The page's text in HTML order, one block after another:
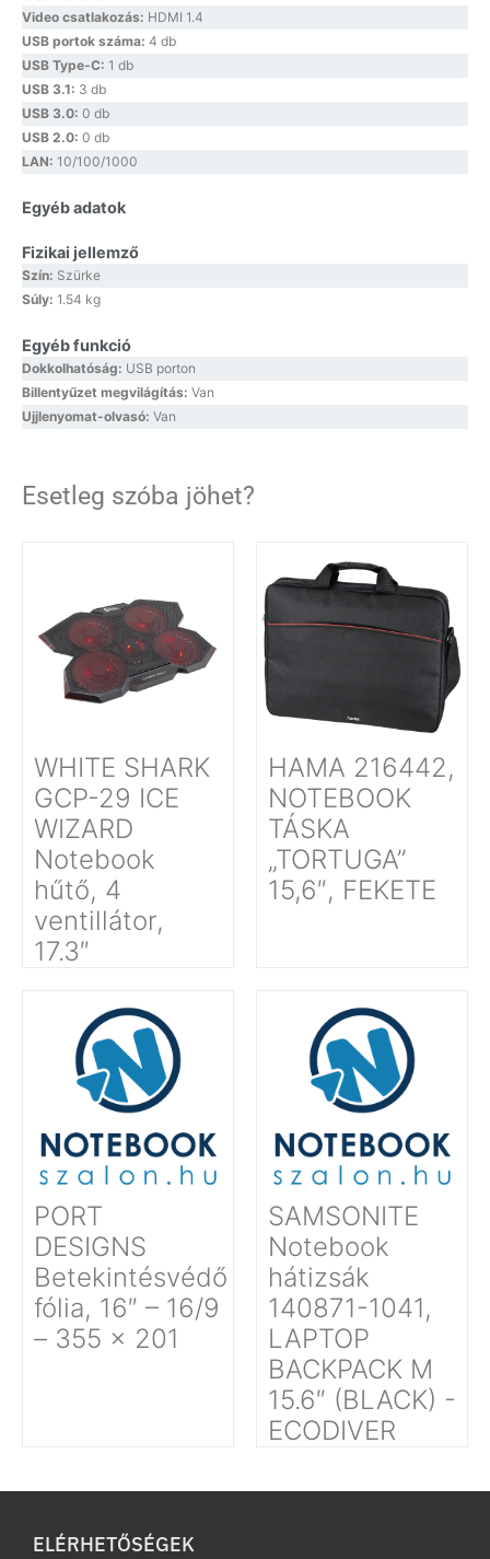
Video csatlakozás: HDMI 1.4
USB portok száma: 4 db
USB Type-C: 1 db
USB 3.1: 3 db
USB 3.0: 0 db
USB 2.0: 0 db
LAN: 10/100/1000
Egyéb adatok
Fizikai jellemző
Szín: Szürke
Súly: 1.54 kg
Egyéb funkció
Dokkolhatóság: USB porton
Billentyűzet megvilágítás: Van
Ujjlenyomat-olvasó: Van
Esetleg szóba jöhet?
WHITE SHARK
GCP-29 ICE
WIZARD
Notebook
hűtő, 4
ventillátor,
17.3″
HAMA 216442,
NOTEBOOK
TÁSKA
„TORTUGA”
15,6″, FEKETE
PORT
DESIGNS
Betekintésvédő
fólia, 16″ – 16/9
– 355 x 201
SAMSONITE
Notebook
hátizsák
140871-1041,
LAPTOP
BACKPACK M
15.6″ (BLACK) -
ECODIVER
ELÉRHETŐSÉGEK